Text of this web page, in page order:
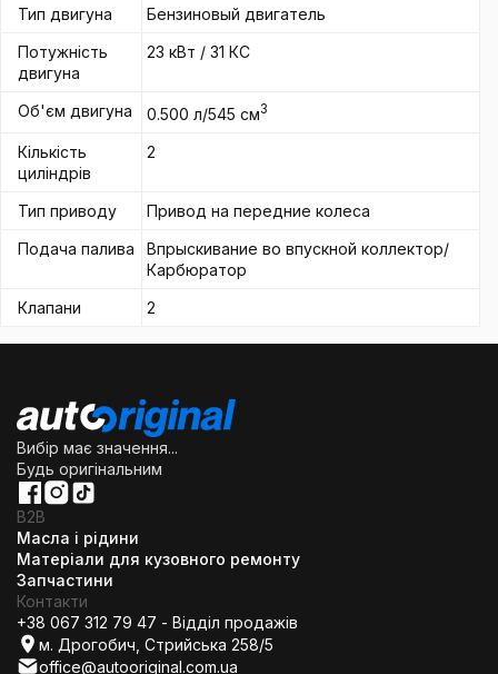
Тип двигуна
Бензиновый двигатель
Потужність
двигуна
23 кВт / 31 КС
Об'єм двигуна 0.500 л/545 см3
Кількість
циліндрів
2
Тип приводу
Привод на передние колеса
Подача палива
Впрыскивание во впускной коллектор/
Карбюратор
Клапани
2
Вибір має значення...
Будь оригінальним
B2B
Масла і рідини
Матеріали для кузовного ремонту
Запчастини
Контакти
+38 067 312 79 47 - Відділ продажів
м. Дрогобич, Стрийська 258/5
office@autooriginal.com.ua